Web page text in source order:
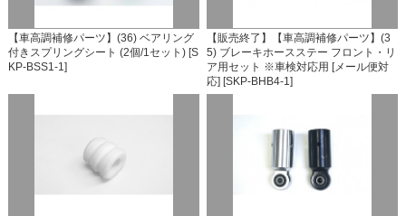
【車高調補修パーツ】(36) ベアリング
付きスプリングシート (2個/1セット) [S
KP-BSS1-1]
【販売終了】【車高調補修パーツ】(3
5) ブレーキホースステー フロント・リ
ア用セット ※車検対応用 [メール便対
応] [SKP-BHB4-1]